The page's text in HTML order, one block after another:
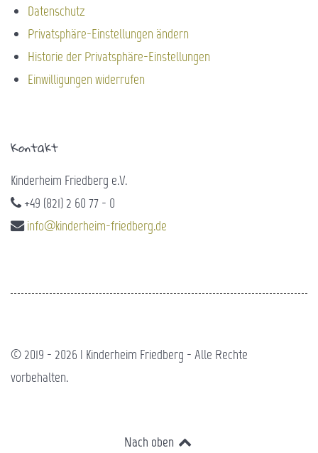
Datenschutz
Privatsphäre-Einstellungen ändern
Historie der Privatsphäre-Einstellungen
Einwilligungen widerrufen
Kontakt
Kinderheim Friedberg e.V.
+49 (821) 2 60 77 - 0
info@kinderheim-friedberg.de
© 2019 - 2026 | Kinderheim Friedberg - Alle Rechte
vorbehalten.
Nach oben